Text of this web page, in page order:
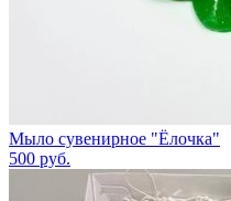
Мыло сувенирное "Ёлочка"
500 руб.